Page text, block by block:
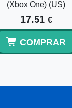
(Xbox One) (US)
17.51 €
COMPRAR